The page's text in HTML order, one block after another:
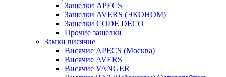
Защелки APECS
Защелки AVERS (ЭКОНОМ)
Защелки CODE DECO
Прочие защелки
Замки висячие
Висячие APECS (Москва)
Висячие AVERS
Висячие VANGER